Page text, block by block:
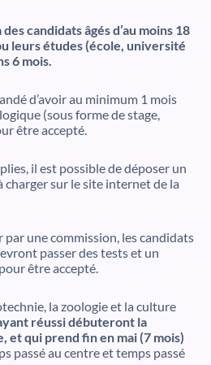
candidats âgés d’au moins 18
leurs études (école, université
6 mois.
d’avoir au minimum 1 mois
(sous forme de stage,
être accepté.
il est possible de déposer un
charger sur le site internet de la
par une commission, les candidats
passer des tests et un
être accepté.
la zoologie et la culture
réussi débuteront la
et qui prend fin en mai (7 mois)
passé au centre et temps passé